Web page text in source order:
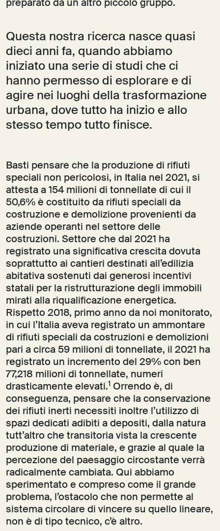
preparato da un altro piccolo gruppo.
Questa nostra ricerca nasce quasi
dieci anni fa, quando abbiamo
iniziato una serie di studi che ci
hanno permesso di esplorare e di
agire nei luoghi della trasformazione
urbana, dove tutto ha inizio e allo
stesso tempo tutto finisce.
Basti pensare che la produzione di rifiuti
speciali non pericolosi, in Italia nel 2021, si
attesta a 154 milioni di tonnellate di cui il
50,6% è costituito da rifiuti speciali da
costruzione e demolizione provenienti da
aziende operanti nel settore delle
costruzioni. Settore che dal 2021 ha
registrato una significativa crescita dovuta
soprattutto ai cantieri destinati all’edilizia
abitativa sostenuti dai generosi incentivi
statali per la ristrutturazione degli immobili
mirati alla riqualificazione energetica.
Rispetto 2018, primo anno da noi monitorato,
in cui l’Italia aveva registrato un ammontare
di rifiuti speciali da costruzioni e demolizioni
pari a circa 59 milioni di tonnellate, il 2021 ha
registrato un incremento del 29% con ben
77,218 milioni di tonnellate, numeri
drasticamente elevati.1 Orrendo è, di
conseguenza, pensare che la conservazione
dei rifiuti inerti necessiti inoltre l’utilizzo di
spazi dedicati adibiti a depositi, dalla natura
tutt’altro che transitoria vista la crescente
produzione di materiale, e grazie al quale la
percezione del paesaggio circostante verrà
radicalmente cambiata. Qui abbiamo
sperimentato e compreso come il grande
problema, l’ostacolo che non permette al
sistema circolare di vincere su quello lineare,
non è di tipo tecnico, c’è altro.